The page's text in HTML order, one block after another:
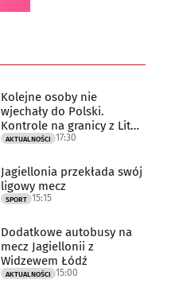
Kolejne osoby nie
wjechały do Polski.
Kontrole na granicy z Litwą
trwają
AKTUALNOŚCI 17:30
Jagiellonia przekłada swój
ligowy mecz
SPORT 15:15
Dodatkowe autobusy na
mecz Jagiellonii z
Widzewem Łódź
AKTUALNOŚCI 15:00